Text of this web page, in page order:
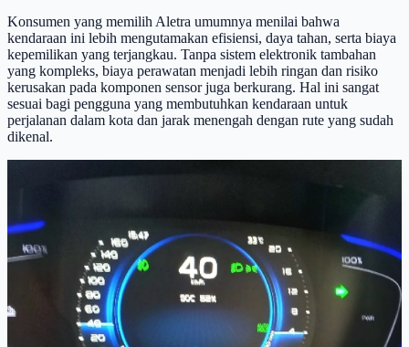
Konsumen yang memilih Aletra umumnya menilai bahwa
kendaraan ini lebih mengutamakan efisiensi, daya tahan, serta biaya
kepemilikan yang terjangkau. Tanpa sistem elektronik tambahan
yang kompleks, biaya perawatan menjadi lebih ringan dan risiko
kerusakan pada komponen sensor juga berkurang. Hal ini sangat
sesuai bagi pengguna yang membutuhkan kendaraan untuk
perjalanan dalam kota dan jarak menengah dengan rute yang sudah
dikenal.